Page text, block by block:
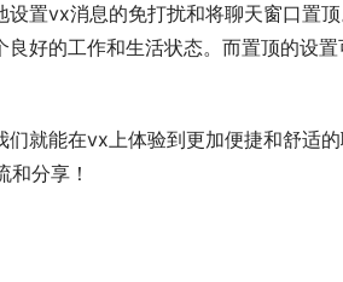
置vx消息的免打扰和将聊天窗口置
好的工作和生活状态。而置顶的设
们就能在vx上体验到更加便捷和舒适
分享！